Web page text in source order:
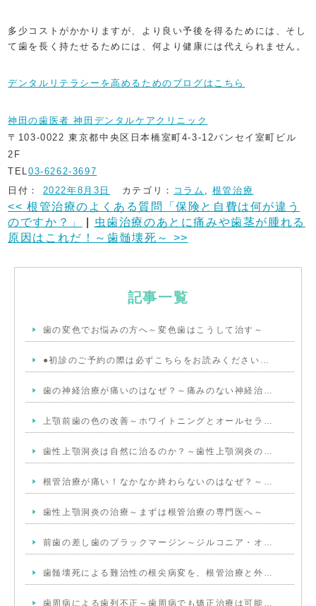
多少コストがかかりますが、より良い予後を得るためには、そし
て歯を長く持たせるためには、何より健康には代えられません。
デンタルリテラシーを高めるためのブログはこちら
神田の歯医者 神田デンタルケアクリニック
〒103-0022 東京都中央区日本橋室町4-3-12バンセイ室町ビル
2F
TEL03-6262-3697
日付： 2022年8月3日 カテゴリ： コラム , 根管治療
<< 根管治療のよくある質問「保険と自費は何が違う
のですか？」
虫歯治療のあとに痛みや歯茎が腫れる
原因はこれだ！～歯髄壊死～ >>
記事一覧
歯の変色でお悩みの方へ～変色歯はこうして治す～
●初診のご予約の際は必ずこちらをお読みください…
歯の神経治療が痛いのはなぜ？～痛みのない神経治…
上顎前歯の色の改善～ホワイトニングとオールセラ…
歯性上顎洞炎は自然に治るのか？～歯性上顎洞炎の…
根管治療が痛い！なかなか終わらないのはなぜ？～…
歯性上顎洞炎の治療～まずは根管治療の専門医へ～
前歯の差し歯のブラックマージン～ジルコニア・オ…
歯髄壊死による難治性の根尖病変を、根管治療と外…
歯周病による歯列不正～歯周病でも矯正治療は可能…